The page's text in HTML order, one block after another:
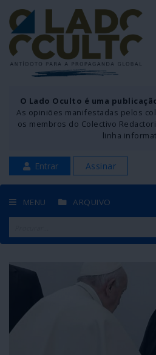
O Lado Oculto é uma
As opiniões manifestadas pelos
os membros do Colectivo
linha
Entrar Assinar
MENU ARQUIVO